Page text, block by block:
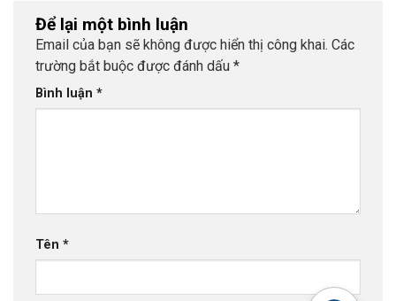
nghiệp chỉ nhận ra tầm quan trọng của sao lưu sau khi đã
mất dữ liệu - lúc mọi thứ trở nên quá muộn. Bài viết này giải
thích vì sao sao lưu dữ liệu lại quan trọng đến vậy: những
nguyên nhân phổ biến khiến doanh nghiệp mất dữ liệu, cái
giá thật sự phải trả, và vai trò của sao lưu như một tấm lưới
an toàn cho hoạt động kinh doanh.
Để lại một bình luận
Email của bạn sẽ không được hiển thị công khai. Các
trường bắt buộc được đánh dấu *
Bình luận *
Tên *